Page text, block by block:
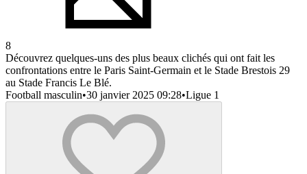
8
Découvrez quelques-uns des plus beaux clichés qui ont fait les
confrontations entre le Paris Saint-Germain et le Stade Brestois 29
au Stade Francis Le Blé.
Football masculin•30 janvier 2025 09:28•Ligue 1